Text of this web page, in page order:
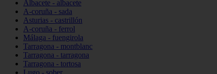
Albacete - albacete
A-coruña - sada
Asturias - castrillón
A-coruña - ferrol
Málaga - fuengirola
Tarragona - montblanc
Tarragona - tarragona
Tarragona - tortosa
Lugo - sober